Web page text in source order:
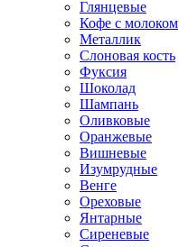
Глянцевые
Кофе с молоком
Металлик
Слоновая кость
Фуксия
Шоколад
Шампань
Оливковые
Оранжевые
Вишневые
Изумрудные
Венге
Ореховые
Янтарные
Сиреневые